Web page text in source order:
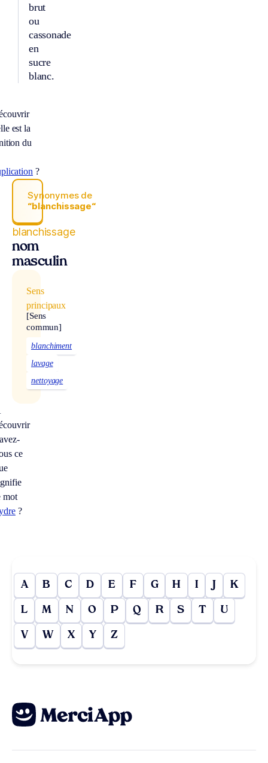
brut
ou
cassonade
en
sucre
blanc.
est la
du
?
Synonymes de
“blanchissage“
blanchissage
nom
masculin
Sens
principaux
[Sens
commun]
blanchiment
lavage
nettoyage
ce
mot
?
A B C D E F G H I J K
L M N O P Q R S T U
V W X Y Z